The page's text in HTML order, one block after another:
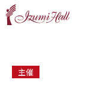
主催